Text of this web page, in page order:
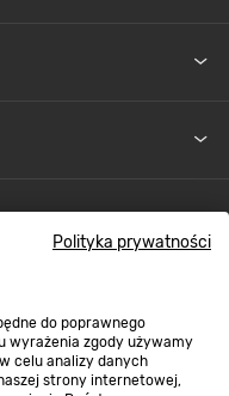
Polityka prywatności
do poprawnego
wyrażenia zgody używamy
celu analizy danych
strony internetowej,